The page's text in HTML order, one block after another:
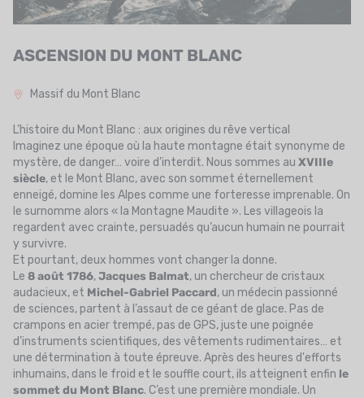
MON PANIER
MES FAVORIS
LE BLOG DES TONTONS
CONTACT
ASCENSION DU MONT BLANC
Massif du Mont Blanc
L’histoire du Mont Blanc : aux origines du rêve vertical
Imaginez une époque où la haute montagne était synonyme de
mystère, de danger… voire d’interdit. Nous sommes au XVIIIe
siècle, et le Mont Blanc, avec son sommet éternellement
enneigé, domine les Alpes comme une forteresse imprenable. On
le surnomme alors « la Montagne Maudite ». Les villageois la
regardent avec crainte, persuadés qu’aucun humain ne pourrait
y survivre.
Et pourtant, deux hommes vont changer la donne.
Le 8 août 1786,Jacques Balmat, un chercheur de cristaux
audacieux, et Michel-Gabriel Paccard, un médecin passionné
de sciences, partent à l’assaut de ce géant de glace. Pas de
crampons en acier trempé, pas de GPS, juste une poignée
d’instruments scientifiques, des vêtements rudimentaires… et
une détermination à toute épreuve. Après des heures d'efforts
inhumains, dans le froid et le souffle court, ils atteignent enfin le
sommet du Mont Blanc. C’est une première mondiale. Un